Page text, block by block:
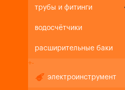
трубы и фитинги
водосчётчики
расширительные баки
+-
электроинструмент